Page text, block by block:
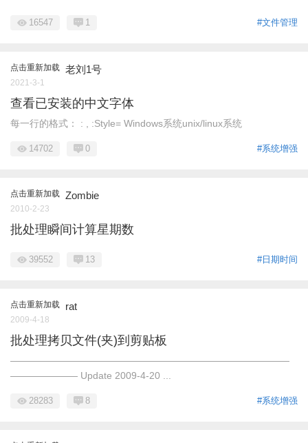
#文件管理
16547 1
点击重新加载 老刘1号
2021-3-1
查看已安装的中文字体
每一行的格式： : , :Style= Windows系统unix/linux系统
#系统增强
14702 0
点击重新加载 Zombie
2010-2-23
批处理瞬间计算星期数
#日期时间
39552 13
点击重新加载 rat
2009-4-18
批处理拷贝文件(夹)到剪贴板
—————————————————————————————
——————— Update 2009-4-20 ...
#系统增强
28283 8